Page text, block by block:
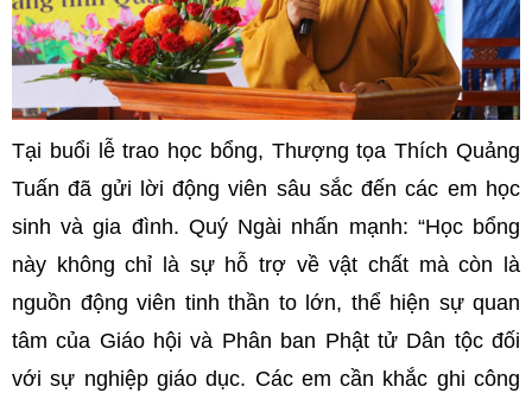
Tại buổi lễ trao học bổng, Thượng tọa Thích Quảng
Tuấn đã gửi lời động viên sâu sắc đến các em học
sinh và gia đình. Quý Ngài nhấn mạnh: “Học bổng
này không chỉ là sự hỗ trợ về vật chất mà còn là
nguồn động viên tinh thần to lớn, thể hiện sự quan
tâm của Giáo hội và Phân ban Phật tử Dân tộc đối
với sự nghiệp giáo dục. Các em cần khắc ghi công